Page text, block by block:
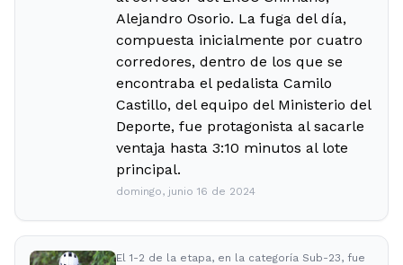
Alejandro Osorio. La fuga del día,
compuesta inicialmente por cuatro
corredores, dentro de los que se
encontraba el pedalista Camilo
Castillo, del equipo del Ministerio del
Deporte, fue protagonista al sacarle
ventaja hasta 3:10 minutos al lote
principal.
domingo, junio 16 de 2024
El 1-2 de la etapa, en la categoría Sub-23, fue